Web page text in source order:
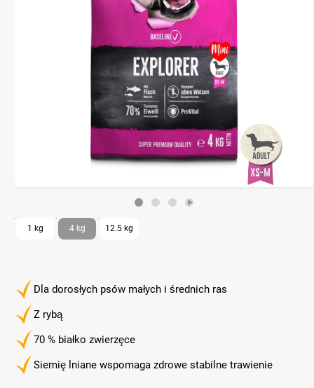
Dla dorosłych psów małych i średnich ras
Z rybą
70 % białko zwierzęce
Siemię lniane wspomaga zdrowe stabilne trawienie
1 kg 4 kg 12.5 kg